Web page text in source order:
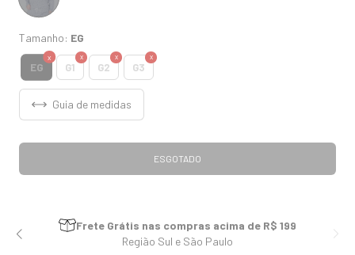
Tamanho: EG
EG G1 G2 G3
Guia de medidas
Frete Grátis nas compras acima de R$ 199
Região Sul e São Paulo